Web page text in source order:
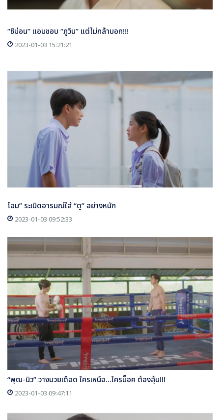
“ชิม่อน” แอบชอบ “ภูวิน” แต่ไม่กล้าบอก!!!
2023-01-03 15:21:21
โอม” ระเบิดอารมณ์ใส่ “ตู” อย่างหนัก
2023-01-03 09:52:33
“พุฒ-นิว” วางมวยเดือด ใครเหนือ...ใครน็อค ต้องลุ้น!!!
2023-01-03 09:47:11